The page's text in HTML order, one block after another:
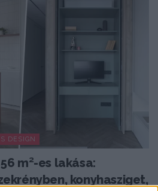
DESIGN
m²-es lakása:
konyhasziget,